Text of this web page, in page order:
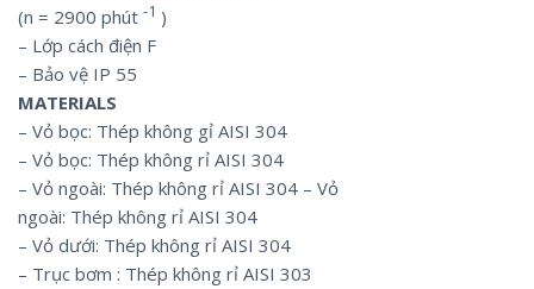
(n = 2900 phút -1 )
– Lớp cách điện F
– Bảo vệ IP 55
MATERIALS
– Vỏ bọc: Thép không gỉ AISI 304
– Vỏ bọc: Thép không rỉ AISI 304
– Vỏ ngoài: Thép không rỉ AISI 304 – Vỏ
ngoài: Thép không rỉ AISI 304
– Vỏ dưới: Thép không rỉ AISI 304
– Trục bơm : Thép không rỉ AISI 303